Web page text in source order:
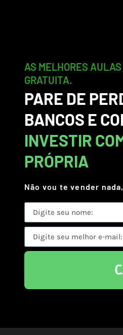
AS MELHORES
GRATUITA.
PARE DE
BANCOS E
INVESTIR
PRÓPRIA
Não vou te vender